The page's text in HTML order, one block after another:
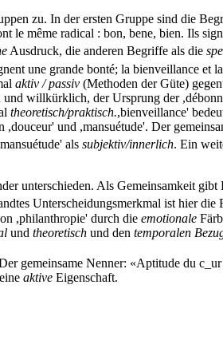
zu. In der ersten Gruppe sind die
le même radical : bon, bene, bien. Ils
Ausdruck, die anderen Begriffe als die
une grande bonté; la bienveillance et
aktiv / passiv (Methoden der Güte)
willkürklich, der Ursprung der
theoretisch/praktisch.,bienveillance'
und ,mansuétude'. Der
als subjektiv/innerlich. Ein
unterschieden. Als Gemeinsamkeit
Unterscheidungsmerkmal ist hier die
,philanthropie' durch die emotionale
und theoretisch und den temporalen
gemeinsame Nenner: «Aptitude du
aktive Eigenschaft.